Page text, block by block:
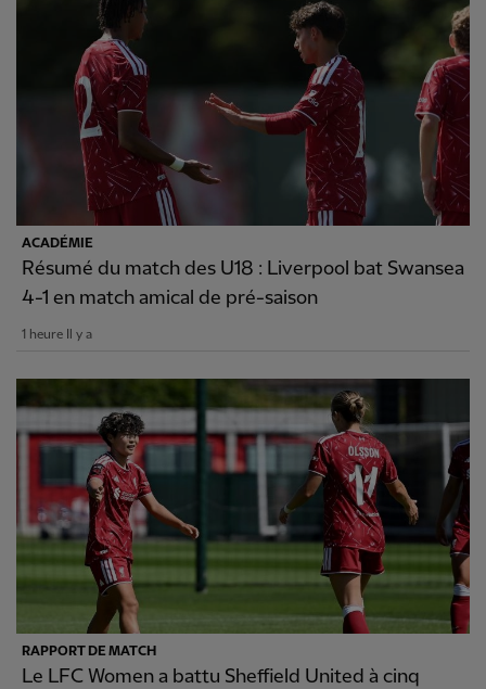
ACADÉMIE
Résumé du match des U18 : Liverpool bat Swansea
4-1 en match amical de pré-saison
1 heure Il y a
RAPPORT DE MATCH
Le LFC Women a battu Sheffield United à cinq